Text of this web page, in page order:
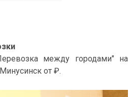
между городами" на
от ₽.